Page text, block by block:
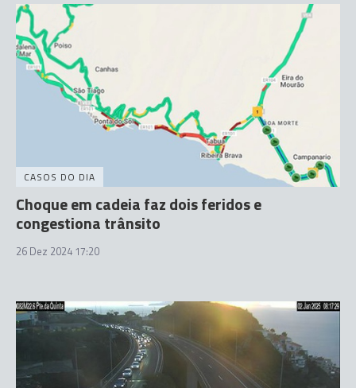
CASOS DO DIA
Choque em cadeia faz dois feridos e
congestiona trânsito
26 Dez 2024 17:20